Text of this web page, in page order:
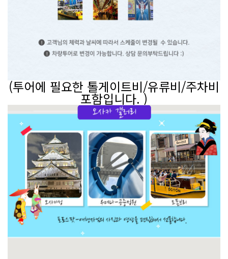
(투어에 필요한 톨게이트비/유류비/주차비
포함입니다. )